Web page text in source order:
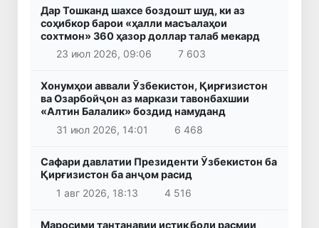
Дар Тошканд шахсе боздошт шуд, ки аз
соҳибкор барои «ҳалли масъалаҳои
сохтмон» 360 ҳазор доллар талаб мекард
23 июл 2026, 09:06
7 603
Хонумҳои аввали Ӯзбекистон, Қирғизистон
ва Озарбойҷон аз маркази тавонбахшии
«Алтин Балалик» боздид намуданд
31 июл 2026, 14:01
6 468
Сафари давлатии Президенти Ӯзбекистон ба
Қирғизистон ба анҷом расид
1 авг 2026, 18:13
4 516
Маросими тантанавии истиқболи расмии